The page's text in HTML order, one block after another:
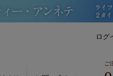
ログ
ご